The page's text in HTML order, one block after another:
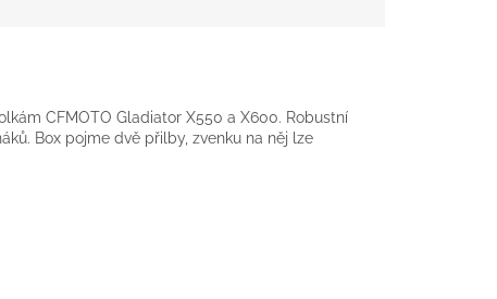
CFMOTO Gladiator X550 a X600. Robustní
Box pojme dvě přilby, zvenku na něj lze